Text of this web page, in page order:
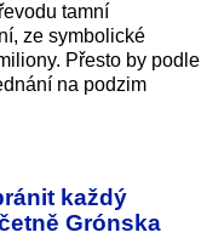
tamní
ze symbolické
Přesto by podle
na podzim
každý
Grónska